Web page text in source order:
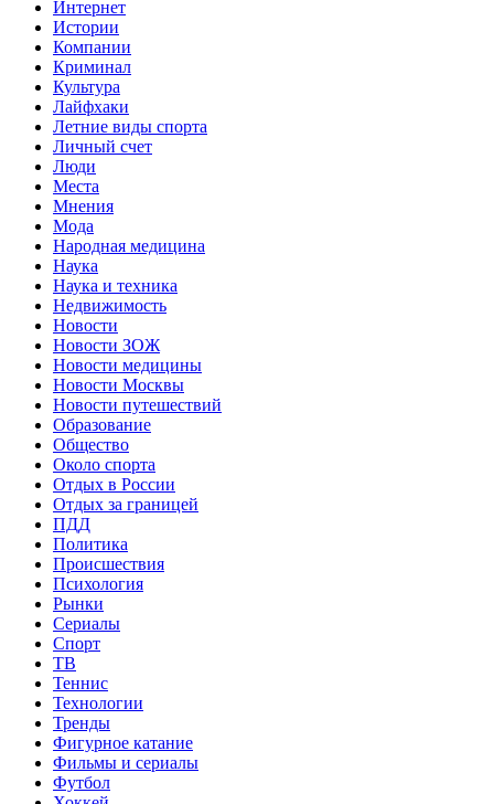
Интернет
Истории
Компании
Криминал
Культура
Лайфхаки
Летние виды спорта
Личный счет
Люди
Места
Мнения
Мода
Народная медицина
Наука
Наука и техника
Недвижимость
Новости
Новости ЗОЖ
Новости медицины
Новости Москвы
Новости путешествий
Образование
Общество
Около спорта
Отдых в России
Отдых за границей
ПДД
Политика
Происшествия
Психология
Рынки
Сериалы
Спорт
ТВ
Теннис
Технологии
Тренды
Фигурное катание
Фильмы и сериалы
Футбол